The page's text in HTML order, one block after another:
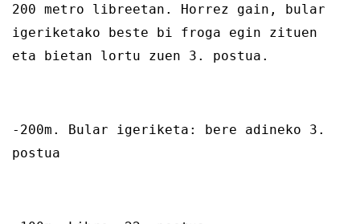
200 metro libreetan. Horrez gain, bular
igeriketako beste bi froga egin zituen
eta bietan lortu zuen 3. postua.
-200m. Bular igeriketa: bere adineko 3.
postua